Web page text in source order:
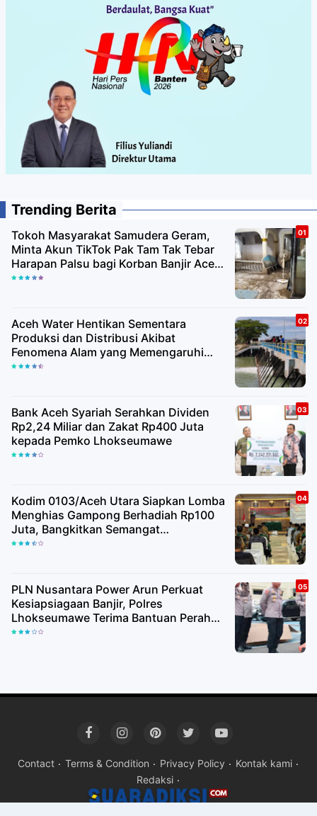
Trending Berita
Tokoh Masyarakat Samudera Geram,
Minta Akun TikTok Pak Tam Tak Tebar
Harapan Palsu bagi Korban Banjir Aceh
Utara
Aceh Water Hentikan Sementara
Produksi dan Distribusi Akibat
Fenomena Alam yang Memengaruhi
Kualitas Air Baku
Bank Aceh Syariah Serahkan Dividen
Rp2,24 Miliar dan Zakat Rp400 Juta
kepada Pemko Lhokseumawe
Kodim 0103/Aceh Utara Siapkan Lomba
Menghias Gampong Berhadiah Rp100
Juta, Bangkitkan Semangat
Kemerdekaan hingga Pelosok Desa
PLN Nusantara Power Arun Perkuat
Kesiapsiagaan Banjir, Polres
Lhokseumawe Terima Bantuan Perahu
Karet
Contact Terms & Condition Privacy Policy
Kontak kami
Redaksi